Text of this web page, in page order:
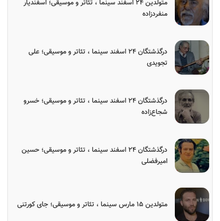
متولدین ۲۴ اسفند سینما ، تئاتر و موسیقی؛ اسفندیار
منفردزاده
درگذشتگان ۲۴ اسفند سینما ، تئاتر و موسیقی؛ علی
تجویدی
درگذشتگان ۲۴ اسفند سینما ، تئاتر و موسیقی؛ خسرو
شجاع‌زاده
درگذشتگان ۲۴ اسفند سینما ، تئاتر و موسیقی؛ حسین
امیرفضلی
متولدین ۱۵ مارس سینما ، تئاتر و موسیقی؛ جای کورتنی